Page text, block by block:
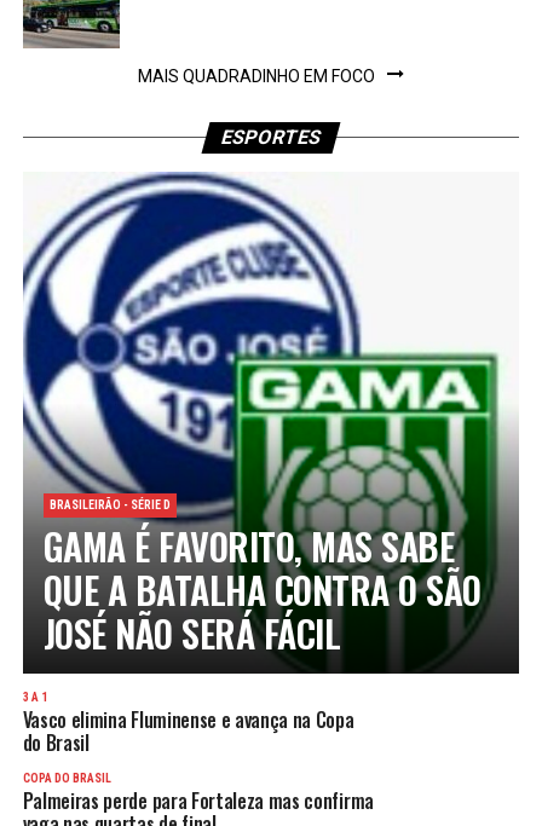
MAIS QUADRADINHO EM FOCO
ESPORTES
BRASILEIRÃO - SÉRIE D
GAMA É FAVORITO, MAS SABE
QUE A BATALHA CONTRA O SÃO
JOSÉ NÃO SERÁ FÁCIL
3 A 1
Vasco elimina Fluminense e avança na Copa
do Brasil
COPA DO BRASIL
Palmeiras perde para Fortaleza mas confirma